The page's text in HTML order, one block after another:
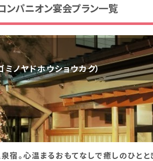
(2)
ンパニオン宴会プラン一覧
ミノヤドホウショウカク）
宿。心温まるおもてなしで癒しのひとと